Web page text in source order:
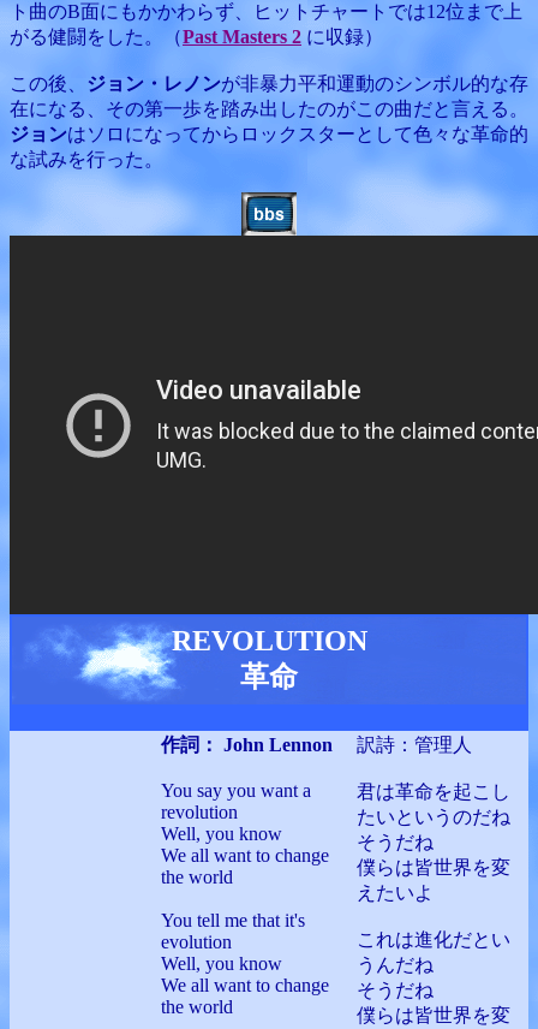
ト曲のB面にもかかわらず、ヒットチャートでは12位まで上
がる健闘をした。（Past Masters 2 に収録）
この後、 ジョン・レノンが非暴力平和運動のシンボル的な存
在になる、その第一歩を踏み出したのがこの曲だと言える。
ジョンはソロになってからロックスターとして色々な革命的
な試みを行った。
REVOLUTION
革命
作詞： John Lennon
You say you want a
revolution
Well, you know
We all want to change
the world
You tell me that it's
evolution
Well, you know
We all want to change
the world
訳詩：管理人
君は革命を起こし
たいというのだね
そうだね
僕らは皆世界を変
えたいよ
これは進化だとい
うんだね
そうだね
僕らは皆世界を変